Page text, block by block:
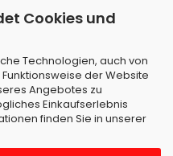
Cookies und
Technologien, auch von
der Website
Angebotes zu
Einkaufserlebnis
finden Sie in unserer